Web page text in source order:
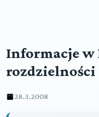
Informacje w
28.3.2008